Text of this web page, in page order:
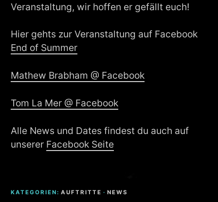
Veranstaltung, wir hoffen er gefällt euch!
Hier gehts zur Veranstaltung auf Facebook
End of Summer
Mathew Brabham @ Facebook
Tom La Mer @ Facebook
Alle News und Dates findest du auch auf
unserer Facebook Seite
KATEGORIEN: AUFTRITTE · NEWS